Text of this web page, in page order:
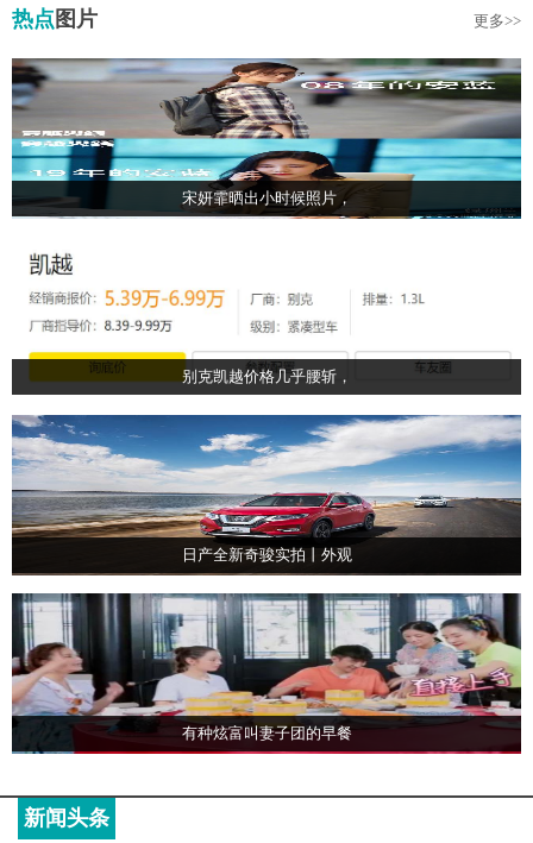
热点 图片 更多>>
宋妍霏晒出小时候照片，
别克凯越价格几乎腰斩，
日产全新奇骏实拍丨外观
有种炫富叫妻子团的早餐
新闻头条